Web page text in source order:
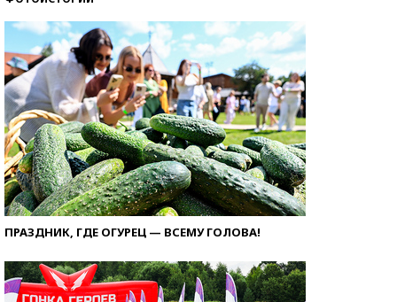
ПРАЗДНИК, ГДЕ ОГУРЕЦ — ВСЕМУ ГОЛОВА!